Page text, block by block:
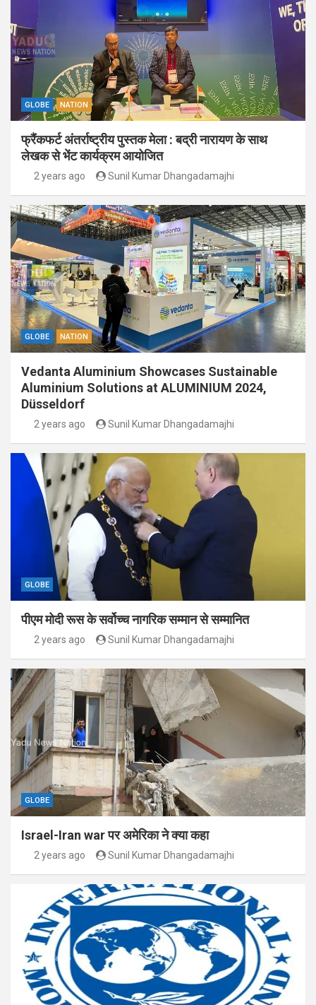
GLOBE NATION
फ्रैंकफर्ट अंतर्राष्ट्रीय पुस्तक मेला : बद्री नारायण के साथ
लेखक से भेंट कार्यक्रम आयोजित
2 years ago Sunil Kumar Dhangadamajhi
GLOBE NATION
Vedanta Aluminium Showcases Sustainable
Aluminium Solutions at ALUMINIUM 2024,
Düsseldorf
2 years ago Sunil Kumar Dhangadamajhi
GLOBE
पीएम मोदी रूस के सर्वोच्च नागरिक सम्मान से सम्मानित
2 years ago Sunil Kumar Dhangadamajhi
GLOBE
Israel-Iran war पर अमेरिका ने क्या कहा
2 years ago Sunil Kumar Dhangadamajhi